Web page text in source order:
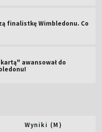
finalistkę Wimbledonu. Co
awansował do
Wyniki (M)